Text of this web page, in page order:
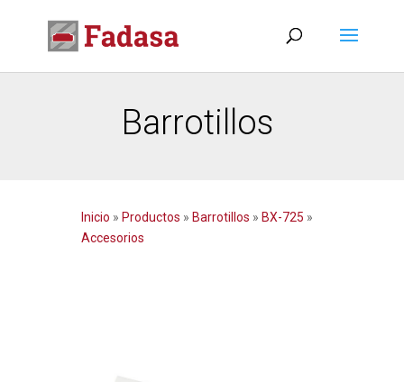
Barrotillos
Inicio » Productos » Barrotillos » BX-725 »
Accesorios